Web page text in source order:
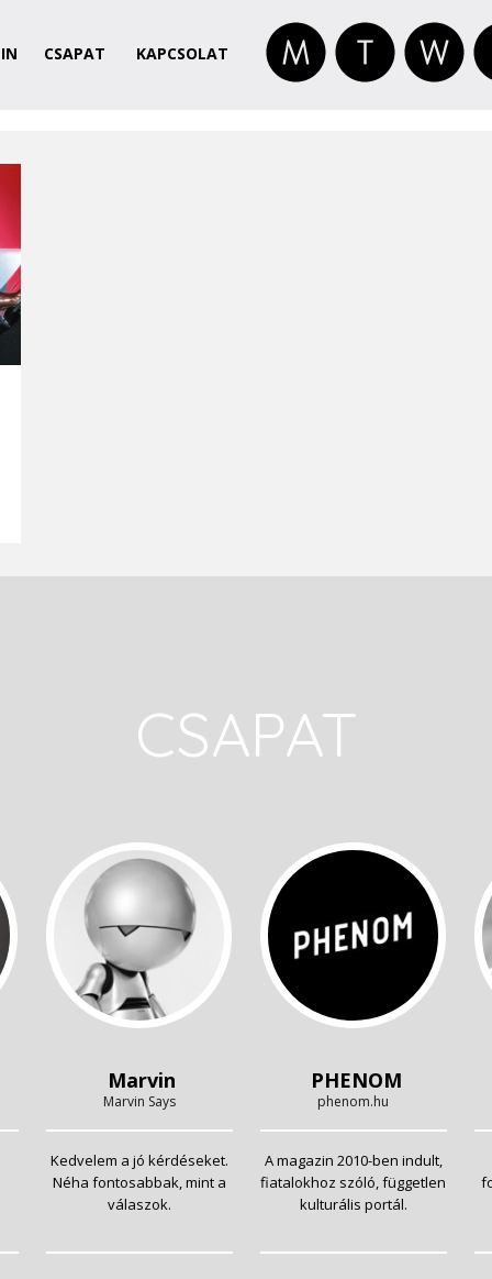
CSAPAT KAPCSOLAT
CSAPAT
Marvin
Marvin Says
Kedvelem a jó kérdéseket.
Néha fontosabbak, mint a
válaszok.
PHENOM
phenom.hu
A magazin 2010-ben indult,
fiatalokhoz szóló, független
kulturális portál.